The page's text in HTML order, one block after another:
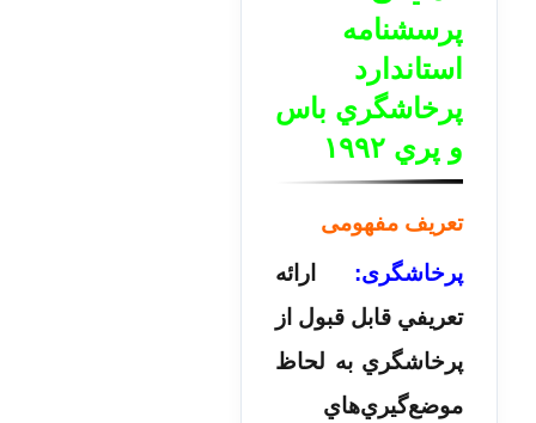
پرسشنامه
استاندارد
پرخاشگري باس
و پري ۱۹۹۲
تعریف مفهومی
پرخاشگری: ارائه
تعريفي قابل قبول از
پرخاشگري به لحاظ
موضع‌گيري‌هاي